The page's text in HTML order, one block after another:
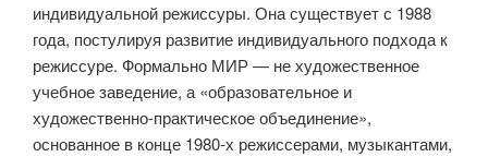
индивидуальной режиссуры. Она существует с 1988
года, постулируя развитие индивидуального подхода к
режиссуре. Формально МИР — не художественное
учебное заведение, а «образовательное и
художественно-практическое объединение»,
основанное в конце 1980-х режиссерами, музыкантами,